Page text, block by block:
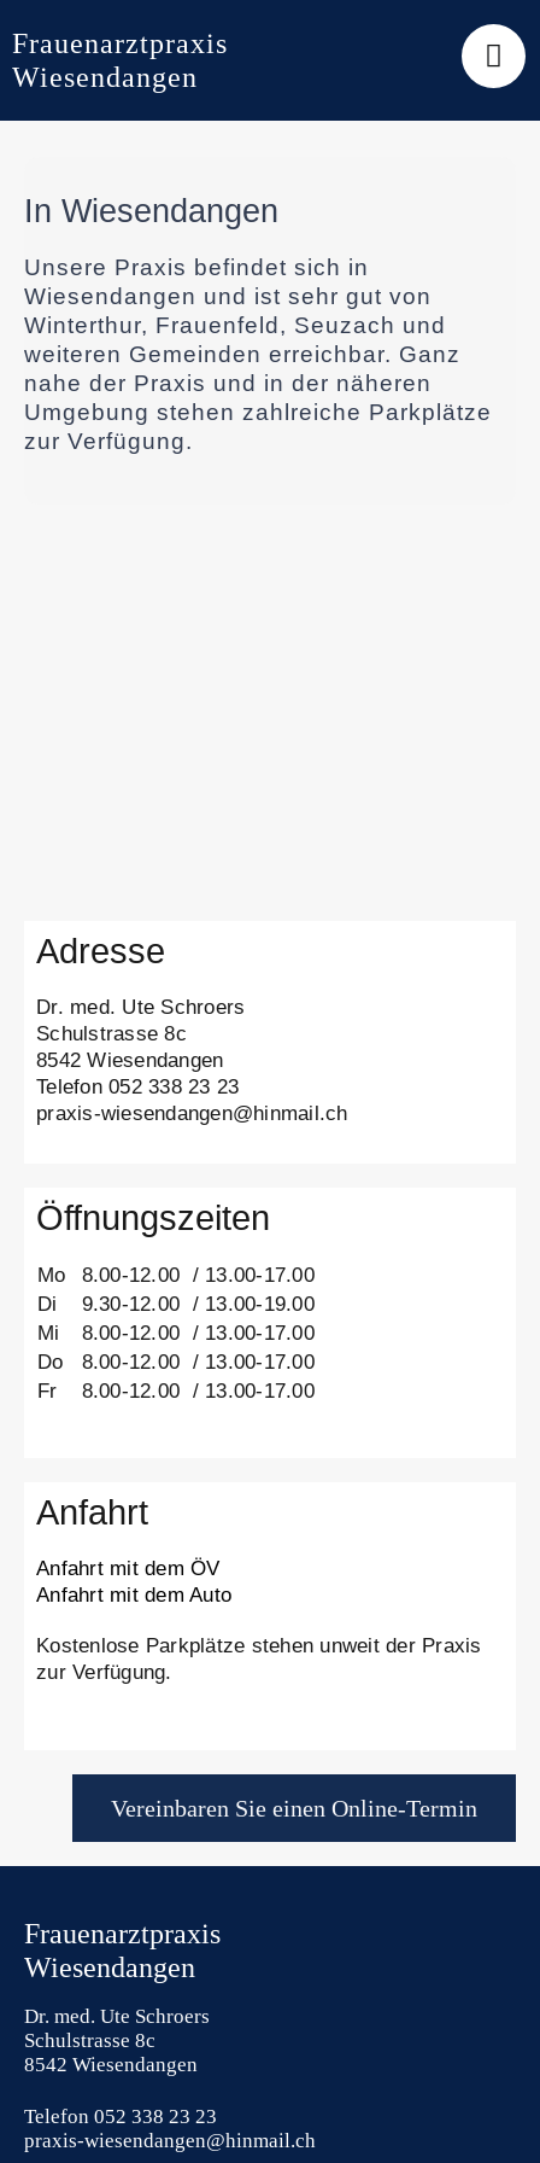
to
content
Frauenarztpraxis
Wiesendangen
In Wiesendangen
Unsere Praxis befindet sich in
Wiesendangen und ist sehr gut von
Winterthur, Frauenfeld, Seuzach und
weiteren Gemeinden erreichbar. Ganz
nahe der Praxis und in der näheren
Umgebung stehen zahlreiche Parkplätze
zur Verfügung.
Adresse
Dr. med. Ute Schroers
Schulstrasse 8c
8542 Wiesendangen
Telefon 052 338 23 23
praxis-wiesendangen@hinmail.ch
Öffnungszeiten
Mo
8.00-12.00 / 13.00-17.00
Di
9.30-12.00 / 13.00-19.00
Mi
8.00-12.00 / 13.00-17.00
Do
8.00-12.00 / 13.00-17.00
Fr
8.00-12.00 / 13.00-17.00
Anfahrt
Anfahrt mit dem ÖV
Anfahrt mit dem Auto
Kostenlose Parkplätze stehen unweit der Praxis
zur Verfügung.
Vereinbaren Sie einen Online-Termin
Frauenarztpraxis
Wiesendangen
Dr. med. Ute Schroers
Schulstrasse 8c
8542 Wiesendangen
Telefon 052 338 23 23
praxis-wiesendangen@hinmail.ch